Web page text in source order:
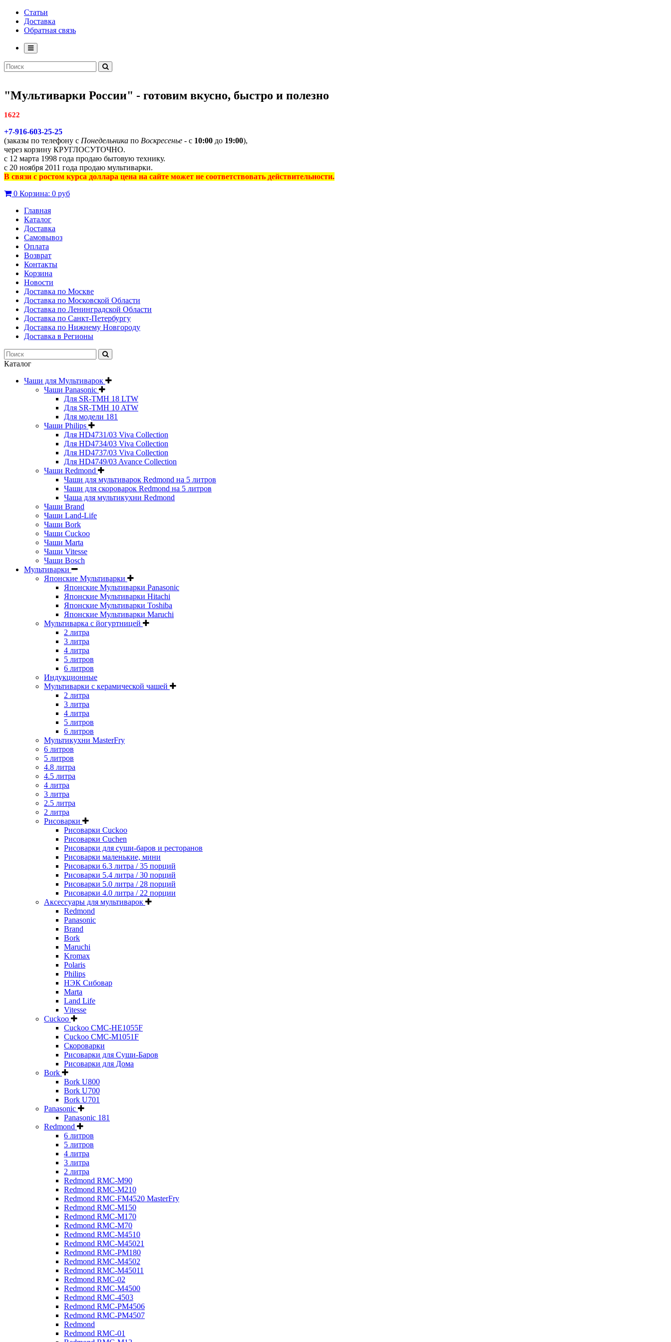
Статьи
Доставка
Обратная связь
"Мультиварки России" - готовим вкусно, быстро и полезно
1622
+7-916-603-25-25
(заказы по телефону с Понедельника по Воскресенье - с 10:00 до 19:00),
через корзину КРУГЛОСУТОЧНО.
с 12 марта 1998 года продаю бытовую технику.
с 20 ноября 2011 года продаю мультиварки.
В связи с ростом курса доллара цена на сайте может не соответствовать действительности.
0 Корзина: 0 руб
Главная
Каталог
Доставка
Самовывоз
Оплата
Возврат
Контакты
Корзина
Новости
Доставка по Москве
Доставка по Московской Области
Доставка по Ленинградской Области
Доставка по Санкт-Петербургу
Доставка по Нижнему Новгороду
Доставка в Регионы
Каталог
Чаши для Мультиварок
Чаши Panasonic
Для SR-TMH 18 LTW
Для SR-TMH 10 ATW
Для модели 181
Чаши Philips
Для HD4731/03 Viva Collection
Для HD4734/03 Viva Collection
Для HD4737/03 Viva Collection
Для HD4749/03 Avance Collection
Чаши Redmond
Чаши для мультиварок Redmond на 5 литров
Чаши для скороварок Redmond на 5 литров
Чаша для мультикухни Redmond
Чаши Brand
Чаши Land-Life
Чаши Bork
Чаши Cuckoo
Чаши Marta
Чаши Vitesse
Чаши Bosch
Мультиварки
Японские Мультиварки
Японские Мультиварки Panasonic
Японские Мультиварки Hitachi
Японские Мультиварки Toshiba
Японские Мультиварки Maruchi
Мультиварка с йогуртницей
2 литра
3 литра
4 литра
5 литров
6 литров
Индукционные
Мультиварки с керамической чашей
2 литра
3 литра
4 литра
5 литров
6 литров
Мультикухни MasterFry
6 литров
5 литров
4.8 литра
4.5 литра
4 литра
3 литра
2.5 литра
2 литра
Рисоварки
Рисоварки Cuckoo
Рисоварки Cuchen
Рисоварки для суши-баров и ресторанов
Рисоварки маленькие, мини
Рисоварки 6.3 литра / 35 порций
Рисоварки 5.4 литра / 30 порций
Рисоварки 5.0 литра / 28 порций
Рисоварки 4.0 литра / 22 порции
Аксессуары для мультиварок
Redmond
Panasonic
Brand
Bork
Maruchi
Kromax
Polaris
Philips
НЭК Сибовар
Marta
Land Life
Vitesse
Cuckoo
Cuckoo CMC-HE1055F
Cuckoo CMC-M1051F
Скороварки
Рисоварки для Суши-Баров
Рисоварки для Дома
Bork
Bork U800
Bork U700
Bork U701
Panasonic
Panasonic 181
Redmond
6 литров
5 литров
4 литра
3 литра
2 литра
Redmond RMC-M90
Redmond RMC-M210
Redmond RMC-FM4520 MasterFry
Redmond RMC-M150
Redmond RMC-M170
Redmond RMC-M70
Redmond RMC-M4510
Redmond RMC-M45021
Redmond RMC-PM180
Redmond RMC-M4502
Redmond RMC-M45011
Redmond RMC-02
Redmond RMC-M4500
Redmond RMC-4503
Redmond RMC-PM4506
Redmond RMC-PM4507
Redmond
Redmond RMC-01